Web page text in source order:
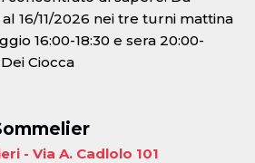
16/11/2026 nei tre turni mattina
16:00-18:30 e sera 20:00-
Ciocca
- Via A. Cadlolo 101